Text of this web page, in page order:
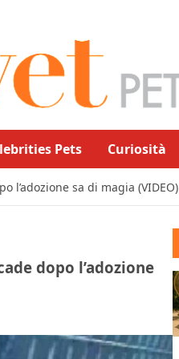
Pets Curiosità
l’adozione sa di magia (VIDEO)
dopo l’adozione